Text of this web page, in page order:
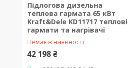
Підлогова дизельна
теплова гармата 65 кВт
Kraft&Dele KD11717 теплові
гармати та нагрівачі
Немає в наявності
42 198 ₴